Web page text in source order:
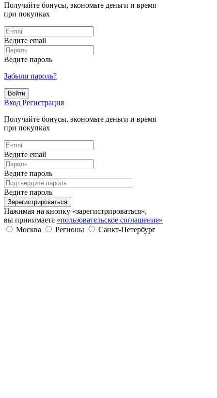
Получайте бонусы, экономьте деньги и время
при покупках
Ведите email
Ведите пароль
Забыли пароль?
Войти
Вход Регистрация
Получайте бонусы, экономьте деньги и время
при покупках
Ведите email
Ведите пароль
Ведите пароль
Зарегистрироваться
Нажимая на кнопку «зарегистрироваться»,
вы принимаете «пользовательское соглашение»
Москва
Регионы Санкт-Петербург